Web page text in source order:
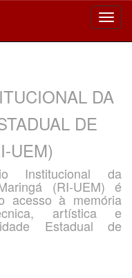
DA
DE
UEM)
Institucional da
(RI-UEM) é
acesso à memória
artística e
Estadual de